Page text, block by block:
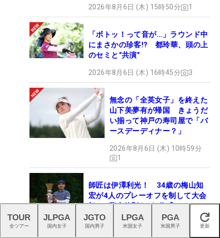
2026年8月6日 (木) 15時50分 1
「ボトッ！って音が…」ラウンド中
にまさかの珍客!? 都玲華、頭の上
のセミと“共演”
2026年8月6日 (木) 16時45分 3
無念の「全英女子」を終えた
山下美夢有が帰国 きょうだ
い揃って神戸の寿司屋で「バ
ースデーディナー？」
2026年8月6日 (木) 10時59分
1
師匠は伊澤利光！ 34歳の梅山知
宏が4人のプレーオフを制して大会
初V 藤本佳則らが2位【MAIN
STAGE JOYX OPEN】
閉じる
TOUR
全ツアー
JLPGA
国内女子
JGTO
国内男子
LPGA
米国女子
PGA
米国男子 更新